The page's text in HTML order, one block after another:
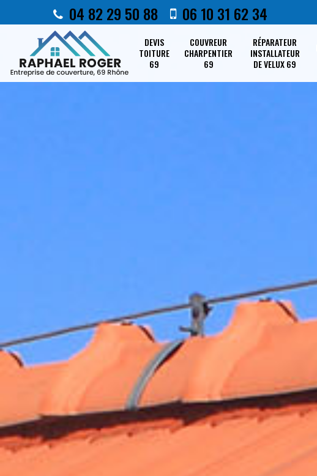
04 82 29 50 88 06 10 31 62 34
DEVIS
TOITURE
69
COUVREUR
CHARPENTIER
69
RÉPARATEUR
INSTALLATEUR
DE VELUX 69